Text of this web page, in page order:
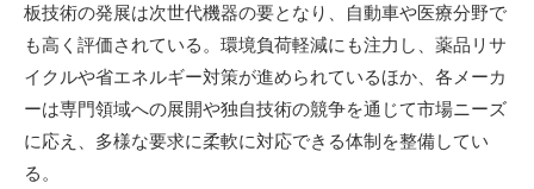
板技術の発展は次世代機器の要となり、自動車や医療分野で
も高く評価されている。環境負荷軽減にも注力し、薬品リサ
イクルや省エネルギー対策が進められているほか、各メーカ
ーは専門領域への展開や独自技術の競争を通じて市場ニーズ
に応え、多様な要求に柔軟に対応できる体制を整備してい
る。